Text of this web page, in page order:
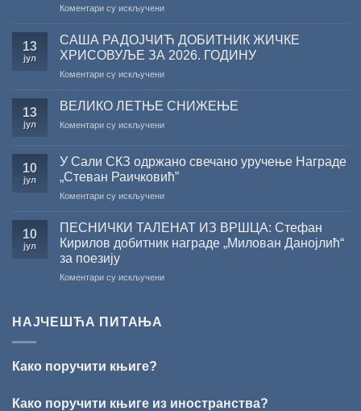
Коментари су искљученина
поводом
резултата
конкурса
Министарства
за
капиталних
на
српском
13
јул
САША РАДОЈЧИЋ ДОБИТНИК ЖИЧКЕ
ХРИСОВУЉЕ ЗА 2026. ГОДИНУ
Коментари су искљученина
РАДОЈЧИЋ
ЖИЧКЕ
ГОДИНУ
13
јул
ВЕЛИКО ЛЕТЊЕ СНИЖЕЊЕ
Коментари су искљученина
СНИЖЕЊЕ
10
јул
У Сали СКЗ одржано свечано уручење Награде
„Стеван Раичковић”
Коментари су искљученина
Сали
одржано
уручење
10
јул
ПЕСНИЧКИ ТАЛЕНАТ ИЗ ВРШЦА: Стефан
Кирилов добитник награде „Милован Данојлић“
за поезију
Коментари су искљученина
„Милован
НАЈЧЕШЋА ПИТАЊА
Како поручити књиге?
Како поручити књиге из иностранства?